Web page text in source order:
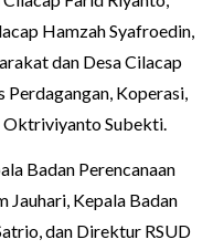
Hamzah Syafroedin,
dan Desa Cilacap
Perdagangan, Koperasi,
Oktriviyanto Subekti.
Badan Perencanaan
Jauhari, Kepala Badan
dan Direktur RSUD